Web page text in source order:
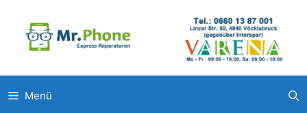
springen
Menü
Pluscity Pasching◉Interspar Steyr
◉Europark Salzburg